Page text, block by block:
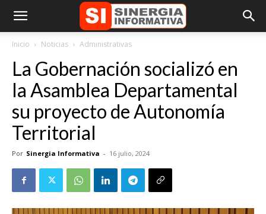
Inicio Noticias Administrativas
La Gobernación socializó en
la Asamblea Departamental
su proyecto de Autonomía
Territorial
Por Sinergia Informativa - 16 julio, 2024